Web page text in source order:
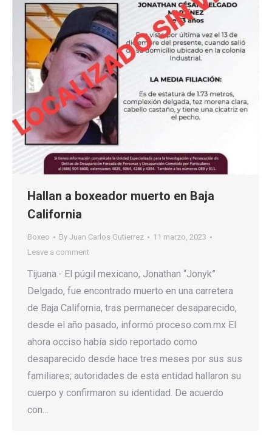
Hallan a boxeador muerto en Baja
California
Boxeo By Juan Carlos Gutierrez
11 marzo, 2023
Leave a comment
Tijuana.- El púgil mexicano, Jonathan “Jonyk”
Delgado, fue encontrado muerto en una carretera
de Baja California, tras permanecer desaparecido,
desde el año pasado, informó proceso.com.mx El
ahora occiso había sido reportado como
desaparecido desde hace tres meses por sus sus
familiares; autoridades de esta entidad hallaron su
cuerpo y confirmaron su identidad. De acuerdo
con…